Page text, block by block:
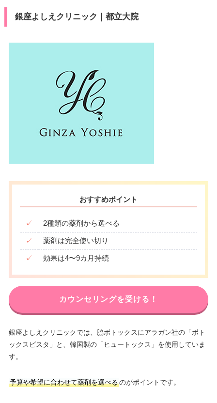
銀座よしえクリニック｜都立大院
おすすめポイント
✓ 2種類の薬剤から選べる
✓ 薬剤は完全使い切り
✓ 効果は4〜9カ月持続
カウンセリングを受ける！
銀座よしえクリニックでは、脇ボトックスにアラガン社の「ボト
ックスビスタ」と、韓国製の「ヒュートックス」を使用していま
す。
予算や希望に合わせて薬剤を選べるのがポイントです。